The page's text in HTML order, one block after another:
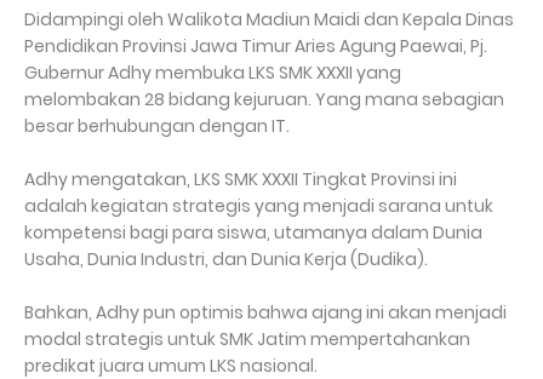
Didampingi oleh Walikota Madiun Maidi dan Kepala Dinas
Pendidikan Provinsi Jawa Timur Aries Agung Paewai, Pj.
Gubernur Adhy membuka LKS SMK XXXII yang
melombakan 28 bidang kejuruan. Yang mana sebagian
besar berhubungan dengan IT.
Adhy mengatakan, LKS SMK XXXII Tingkat Provinsi ini
adalah kegiatan strategis yang menjadi sarana untuk
kompetensi bagi para siswa, utamanya dalam Dunia
Usaha, Dunia Industri, dan Dunia Kerja (Dudika).
Bahkan, Adhy pun optimis bahwa ajang ini akan menjadi
modal strategis untuk SMK Jatim mempertahankan
predikat juara umum LKS nasional.